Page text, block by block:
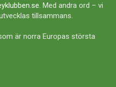
. Med andra ord – vi
tillsammans.
är norra Europas största